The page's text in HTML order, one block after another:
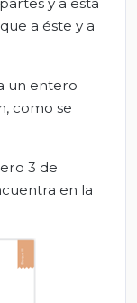
a éste y a
un entero
como se
3 de
en la